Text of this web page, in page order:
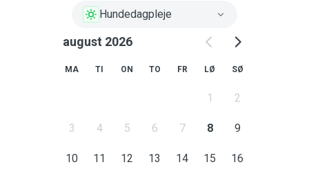
Hundedagpleje
august 2026
MA TI ON TO FR LØ SØ
1 2
3 4 5 6 7 8 9
10 11 12 13 14 15 16